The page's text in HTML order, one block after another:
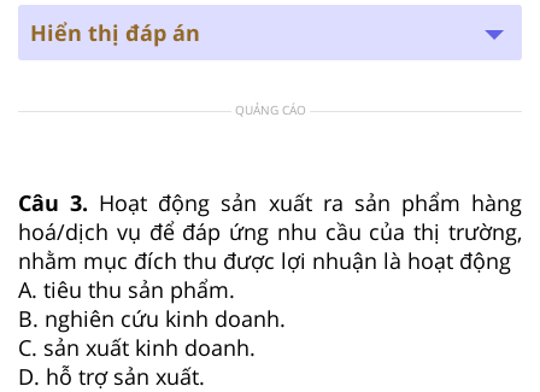
Hiển thị đáp án
QUẢNG CÁO
Câu 3. Hoạt động sản xuất ra sản phẩm hàng
hoá/dịch vụ để đáp ứng nhu cầu của thị trường,
nhằm mục đích thu được lợi nhuận là hoạt động
A. tiêu thu sản phẩm.
B. nghiên cứu kinh doanh.
C. sản xuất kinh doanh.
D. hỗ trợ sản xuất.